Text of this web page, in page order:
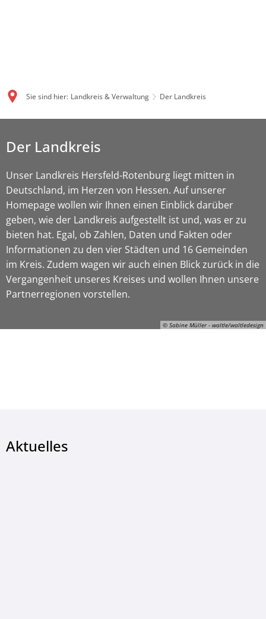
Sie sind hier: Landkreis & Verwaltung Der Landkreis
Landkreis
© Sabine Müller - waltle/waltledesign
Der Landkreis
Unser Landkreis Hersfeld-Rotenburg liegt mitten in
Deutschland, im Herzen von Hessen. Auf unserer
Homepage wollen wir Ihnen einen Einblick darüber
geben, wie der Landkreis aufgestellt ist und, was er zu
bieten hat. Egal, ob Zahlen, Daten und Fakten oder
Informationen zu den vier Städten und 16 Gemeinden
im Kreis. Zudem wagen wir auch einen Blick zurück in die
Vergangenheit unseres Kreises und wollen Ihnen unsere
Partnerregionen vorstellen.
Aktuelles